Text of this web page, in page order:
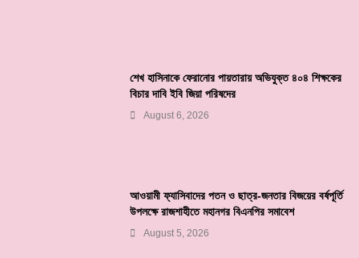
শেখ হাসিনাকে ফেরানোর পায়তারায় অভিযুক্ত ৪০৪ শিক্ষকের
বিচার দাবি ইবি জিয়া পরিষদের
August 6, 2026
আওয়ামী ফ্যাসিবাদের পতন ও ছাত্র-জনতার বিজয়ের বর্ষপূর্তি
উপলক্ষে রাজশাহীতে মহানগর বিএনপির সমাবেশ
August 5, 2026